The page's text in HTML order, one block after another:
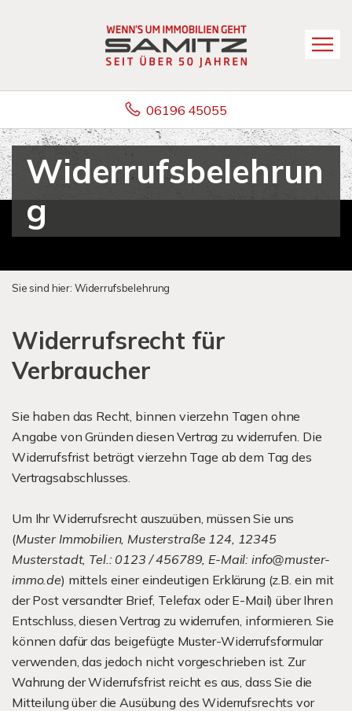
06196 45055
Widerrufsbelehrun
g
Sie sind hier: Widerrufsbelehrung
Widerrufsrecht für
Verbraucher
Sie haben das Recht, binnen vierzehn Tagen ohne
Angabe von Gründen diesen Vertrag zu widerrufen. Die
Widerrufsfrist beträgt vierzehn Tage ab dem Tag des
Vertragsabschlusses.
Um Ihr Widerrufsrecht auszuüben, müssen Sie uns
(Muster Immobilien, Musterstraße 124, 12345
Musterstadt, Tel.: 0123 / 456789, E-Mail: info@muster-
immo.de) mittels einer eindeutigen Erklärung (z.B. ein mit
der Post versandter Brief, Telefax oder E-Mail) über Ihren
Entschluss, diesen Vertrag zu widerrufen, informieren. Sie
können dafür das beigefügte Muster-Widerrufsformular
verwenden, das jedoch nicht vorgeschrieben ist. Zur
Wahrung der Widerrufsfrist reicht es aus, dass Sie die
Mitteilung über die Ausübung des Widerrufsrechts vor